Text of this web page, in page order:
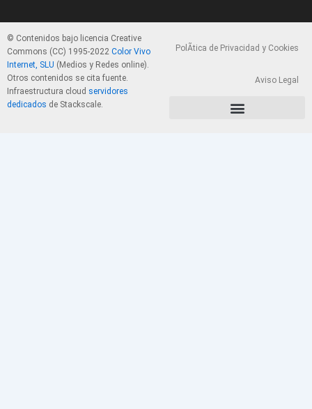
© Contenidos bajo licencia Creative
Commons (CC) 1995-2022 Color Vivo
Internet, SLU (Medios y Redes online).
Otros contenidos se cita fuente.
Infraestructura cloud servidores
dedicados de Stackscale.
PolÃ­tica de Privacidad y Cookies
Aviso Legal